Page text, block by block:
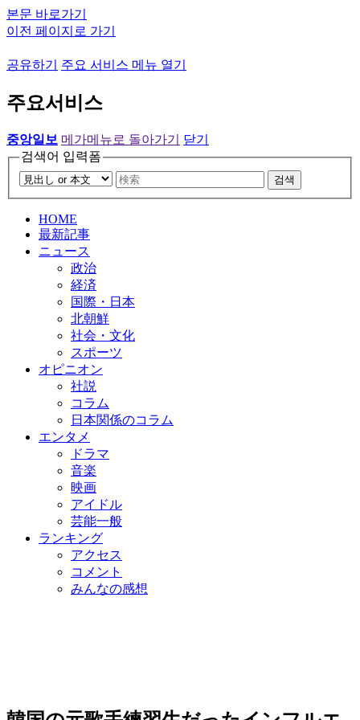
본문 바로가기
이전 페이지로 가기
공유하기 주요 서비스 메뉴 열기
주요서비스
중앙일보 메가메뉴로 돌아가기
닫기
검색어 입력폼
검색
HOME
最新記事
ニュース
政治
経済
国際・日本
北朝鮮
社会・文化
スポーツ
オピニオン
社説
コラム
日本関係のコラム
エンタメ
ドラマ
音楽
映画
アイドル
芸能一般
ランキング
アクセス
コメント
みんなの感想